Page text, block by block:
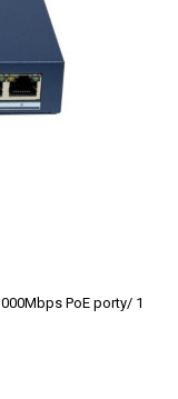
PoE porty/ 1